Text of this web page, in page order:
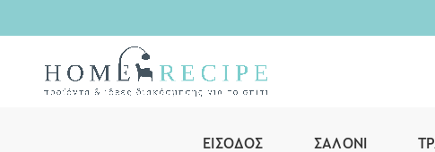
ΕΊΣΟΔΟΣ ΣΑΛΌΝΙ